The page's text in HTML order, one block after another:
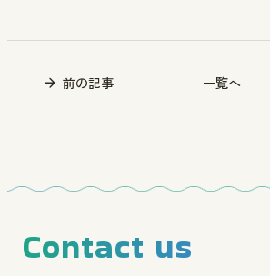
前の記事 一覧へ
Contact us